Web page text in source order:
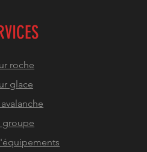
roche
glace
groupe